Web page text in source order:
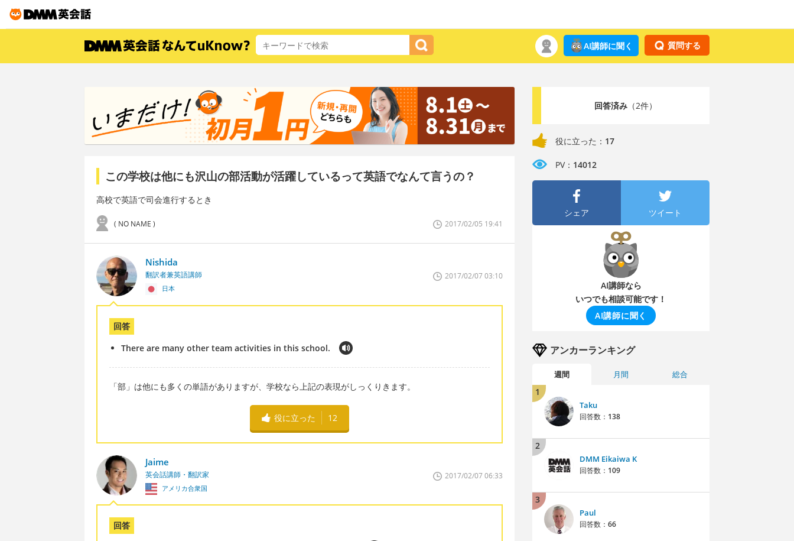
質問する
AI講師に聞く
この学校は他にも沢山の部活動が活躍しているって英語でなんて言うの？
高校で英語で司会進行するとき
( NO NAME ) 2017/02/05 19:41
Nishida
翻訳者兼英語講師
日本
2017/02/07 03:10
回答
There are many other team activities in this school.
「部」は他にも多くの単語がありますが、学校なら上記の表現がしっくりきます。
役に立った 12
Jaime
英会話講師・翻訳家
アメリカ合衆国
2017/02/07 06:33
回答
回答済み（2件）
役に立った： 17
PV： 14012
シェア ツイート
AI講師なら
いつでも相談可能です！
AI講師に聞く
アンカーランキング
週間 月間 総合
1
Taku
回答数： 138
2
DMM Eikaiwa K
回答数： 109
3
Paul
回答数： 66